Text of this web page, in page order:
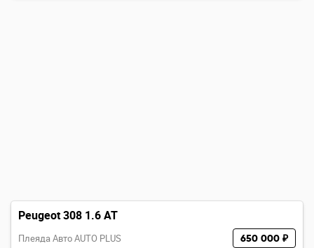
Peugeot 308 1.6 AT
Плеяда Авто AUTO PLUS 650 000 ₽